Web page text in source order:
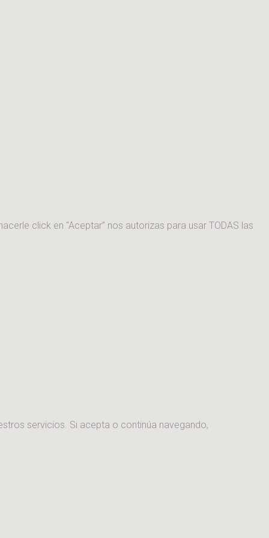
click en "Aceptar” nos autorizas para usar TODAS las
servicios. Si acepta o continúa navegando,